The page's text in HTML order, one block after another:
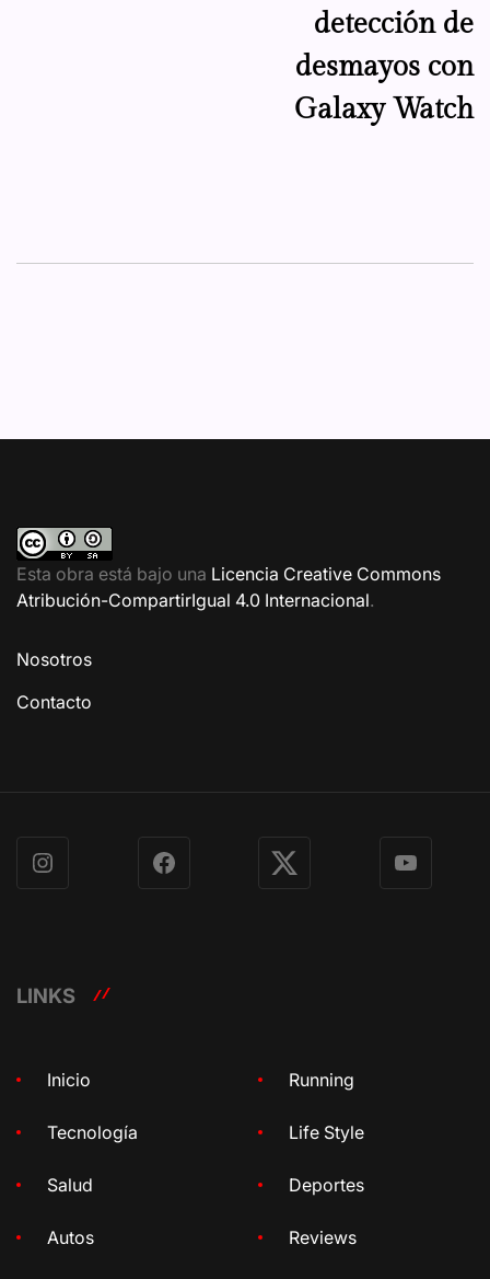
detección de
desmayos con
Galaxy Watch
Esta obra está bajo una Licencia Creative Commons
Atribución-CompartirIgual 4.0 Internacional.
Nosotros
Contacto
Instagram Facebook X YouTube
LINKS
Inicio Running
Tecnología Life Style
Salud Deportes
Autos Reviews